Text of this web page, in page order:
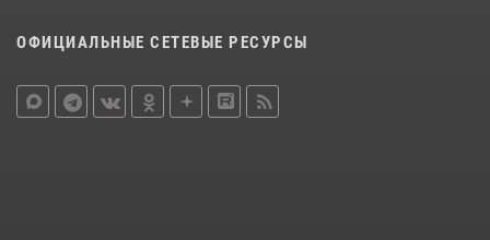
ОФИЦИАЛЬНЫЕ СЕТЕВЫЕ РЕСУРСЫ